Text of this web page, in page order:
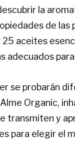
la
de las
aceites
adecuados
se probarán
Organic,
transmiten y
para elegir el